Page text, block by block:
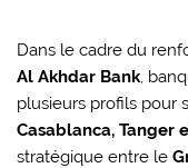
Dans le cadre du
Al Akhdar Bank,
plusieurs profils pour
Casablanca, Tanger
stratégique entre le